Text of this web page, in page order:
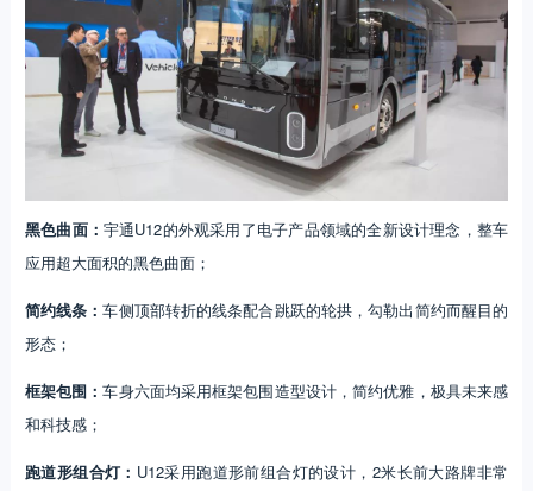
黑色曲面：宇通U12的外观采用了电子产品领域的全新设计理念，整车
应用超大面积的黑色曲面；
简约线条：车侧顶部转折的线条配合跳跃的轮拱，勾勒出简约而醒目的
形态；
框架包围：车身六面均采用框架包围造型设计，简约优雅，极具未来感
和科技感；
跑道形组合灯： U12采用跑道形前组合灯的设计，2米长前大路牌非常